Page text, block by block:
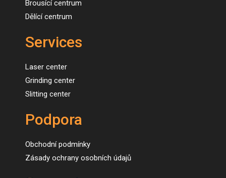
Brousící centrum
Dělící centrum
Services
Laser center
Grinding center
Slitting center
Podpora
Obchodní podmínky
Zásady ochrany osobních údajů